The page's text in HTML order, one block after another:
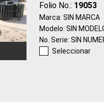
Folio No.: 19053
Marca: SIN MARCA
Modelo: SIN
No. Serie: SIN
Seleccionar